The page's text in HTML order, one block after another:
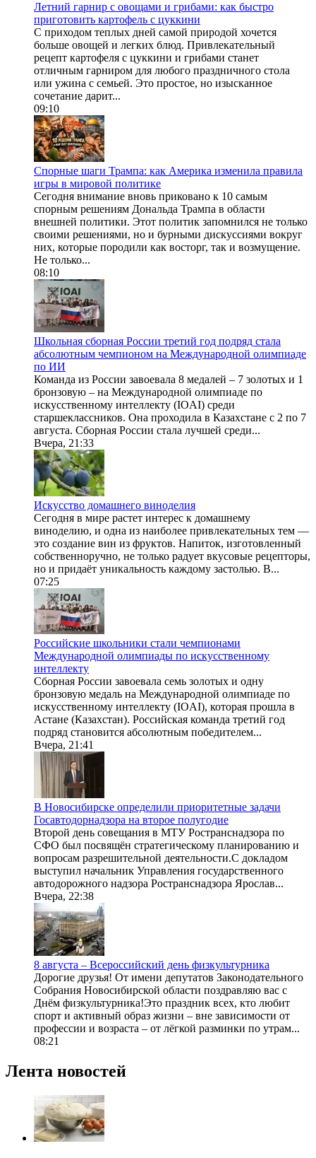
Летний гарнир с овощами и грибами: как быстро
приготовить картофель с цуккини
С приходом теплых дней самой природой хочется
больше овощей и легких блюд. Привлекательный
рецепт картофеля с цуккини и грибами станет
отличным гарниром для любого праздничного стола
или ужина с семьей. Это простое, но изысканное
сочетание дарит...
09:10
Спорные шаги Трампа: как Америка изменила правила
игры в мировой политике
Сегодня внимание вновь приковано к 10 самым
спорным решениям Дональда Трампа в области
внешней политики. Этот политик запомнился не только
своими решениями, но и бурными дискуссиями вокруг
них, которые породили как восторг, так и возмущение.
Не только...
08:10
Школьная сборная России третий год подряд стала
абсолютным чемпионом на Международной олимпиаде
по ИИ
Команда из России завоевала 8 медалей – 7 золотых и 1
бронзовую – на Международной олимпиаде по
искусственному интеллекту (IOAI) среди
старшеклассников. Она проходила в Казахстане с 2 по 7
августа. Сборная России стала лучшей среди...
Вчера, 21:33
Искусство домашнего виноделия
Сегодня в мире растет интерес к домашнему
виноделию, и одна из наиболее привлекательных тем —
это создание вин из фруктов. Напиток, изготовленный
собственноручно, не только радует вкусовые рецепторы,
но и придаёт уникальность каждому застолью. В...
07:25
Российские школьники стали чемпионами
Международной олимпиады по искусственному
интеллекту
Сборная России завоевала семь золотых и одну
бронзовую медаль на Международной олимпиаде по
искусственному интеллекту (IOAI), которая прошла в
Астане (Казахстан). Российская команда третий год
подряд становится абсолютным победителем...
Вчера, 21:41
В Новосибирске определили приоритетные задачи
Госавтодорнадзора на второе полугодие
Второй день совещания в МТУ Ространснадзора по
СФО был посвящён стратегическому планированию и
вопросам разрешительной деятельности.С докладом
выступил начальник Управления государственного
автодорожного надзора Ространснадзора Ярослав...
Вчера, 22:38
8 августа – Всероссийский день физкультурника
Дорогие друзья! От имени депутатов Законодательного
Собрания Новосибирской области поздравляю вас с
Днём физкультурника!Это праздник всех, кто любит
спорт и активный образ жизни – вне зависимости от
профессии и возраста – от лёгкой разминки по утрам...
08:21
Лента новостей